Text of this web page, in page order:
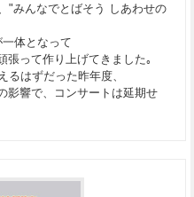
"みんなでとばそう しあわせの
体となって
張って作り上げてきました｡
るはずだった昨年度、
影響で、コンサートは延期せ